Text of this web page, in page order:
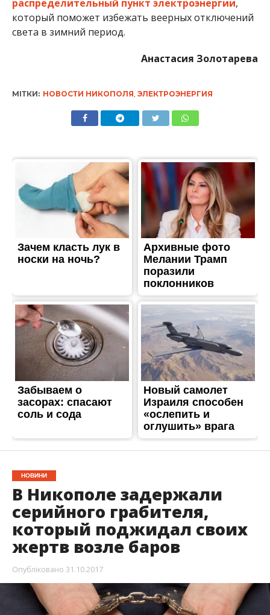
Анастасия Золотарева
В Никополе задержали
серийного грабителя,
который поджидал своих
жертв возле баров
Опубліковано31.10.2017